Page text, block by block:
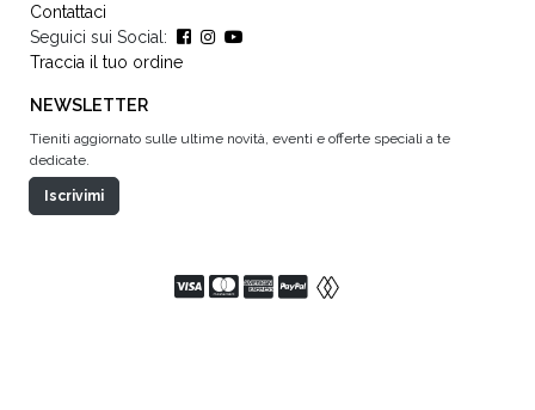
Contattaci
Seguici sui Social:
Traccia il tuo ordine
NEWSLETTER
Tieniti aggiornato sulle ultime novità, eventi e offerte speciali a te
dedicate.
Iscrivimi